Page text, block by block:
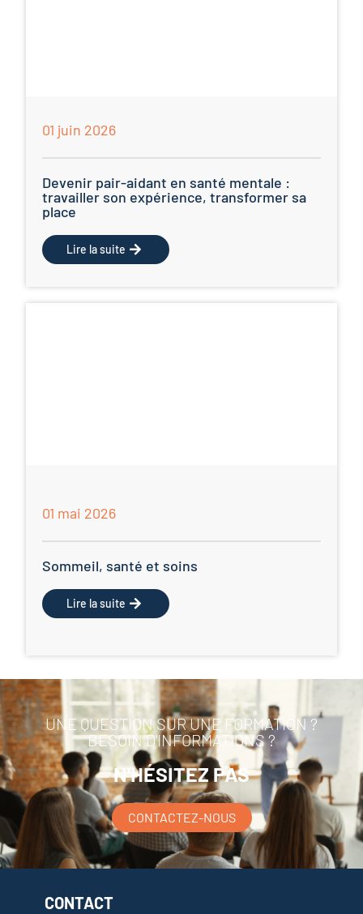
01 juin 2026
Devenir pair-aidant en santé mentale :
travailler son expérience, transformer sa
place
Lire la suite
01 mai 2026
Sommeil, santé et soins
Lire la suite
UNE QUESTION SUR UNE FORMATION ?
BESOIN D'INFORMATIONS ?
N'HÉSITEZ PAS
CONTACTEZ-NOUS
CONTACT